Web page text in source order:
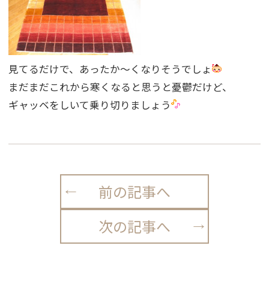
見てるだけで、あったか〜くなりそうでしょ
まだまだこれから寒くなると思うと憂鬱だけど、
ギャッベをしいて乗り切りましょう
前の記事へ
次の記事へ